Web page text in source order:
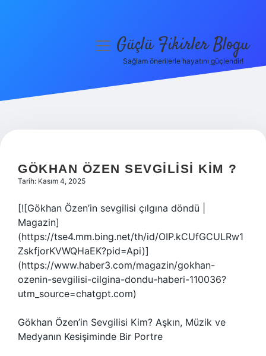
Hakkımızda
menüyüGüçlü Fikirler Blogu
Sağlam önerilerle hayatını güçlendir!
GÖKHAN ÖZEN SEVGILISI KIM ?
Tarih: Kasım 4, 2025
[![Gökhan Özen’in sevgilisi çılgına döndü |
Magazin]
(https://tse4.mm.bing.net/th/id/OIP.kCUfGCULRw1
ZskfjorKVWQHaEK?pid=Api)]
(https://www.haber3.com/magazin/gokhan-
ozenin-sevgilisi-cilgina-dondu-haberi-110036?
utm_source=chatgpt.com)
Gökhan Özen’in Sevgilisi Kim? Aşkın, Müzik ve
Medyanın Kesişiminde Bir Portre